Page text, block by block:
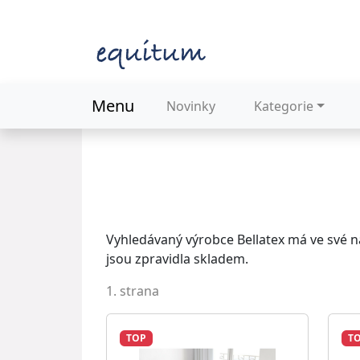
Menu Novinky Kategorie
Vyhledávaný výrobce Bellatex má ve
jsou zpravidla skladem.
1. strana
TOP